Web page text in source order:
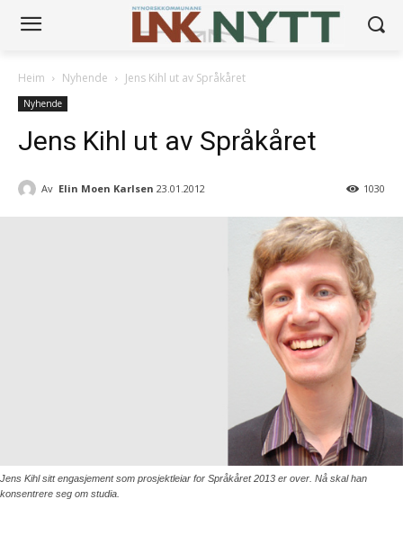
Heim Nyhende Jens Kihl ut av Språkåret
Nyhende
Jens Kihl ut av Språkåret
Av Elin Moen Karlsen 23.01.2012 1030
Jens Kihl sitt engasjement som prosjektleiar for Språkåret 2013 er over. Nå skal han
konsentrere seg om studia.